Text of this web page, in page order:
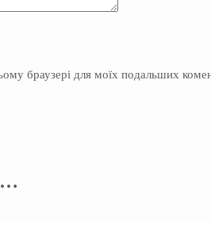
браузері для моїх подальших